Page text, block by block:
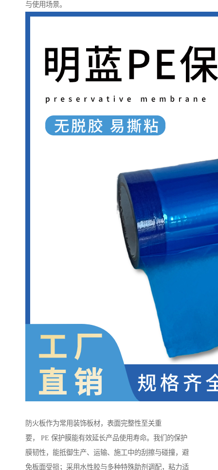
与使用场景。
防火板作为常用装饰板材，表面完整性至关重
要， PE 保护膜能有效延长产品使用寿命。我们的保护
膜韧性，能抵御生产、运输、施工中的刮擦与碰撞，避
免板面受损；采用水性胶与多种特殊助剂调配，粘力适